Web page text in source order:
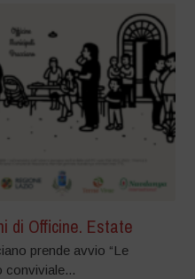
di Officine. Estate
prende avvio “Le
conviviale...